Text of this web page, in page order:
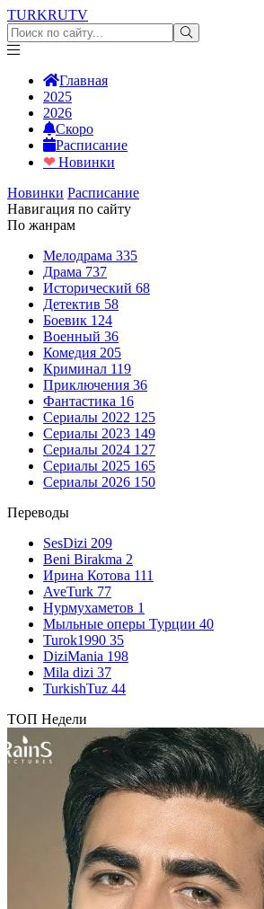
TURKRUTV
Главная
2025
2026
Скоро
Расписание
❤Новинки
Новинки Расписание
Навигация по сайту
По жанрам
Мелодрама 335
Драма 737
Исторический 68
Детектив 58
Боевик 124
Военный 36
Комедия 205
Криминал 119
Приключения 36
Фантастика 16
Сериалы 2022 125
Сериалы 2023 149
Сериалы 2024 127
Сериалы 2025 165
Сериалы 2026 150
Переводы
SesDizi 209
Beni Birakma 2
Ирина Котова 111
AveTurk 77
Нурмухаметов 1
Мыльные оперы Турции 40
Turok1990 35
DiziMania 198
Mila dizi 37
TurkishTuz 44
ТОП Недели